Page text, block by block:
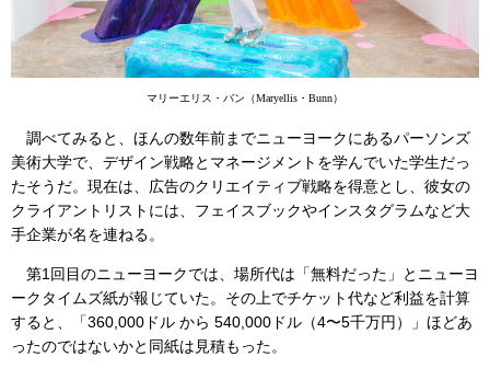
マリーエリス・バン（Maryellis・Bunn）
調べてみると、ほんの数年前までニューヨークにあるパーソンズ
美術大学で、デザイン戦略とマネージメントを学んでいた学生だっ
たそうだ。現在は、広告のクリエイティブ戦略を得意とし、彼女の
クライアントリストには、フェイスブックやインスタグラムなど大
手企業が名を連ねる。
第1回目のニューヨークでは、場所代は「無料だった」とニューヨ
ークタイムズ紙が報じていた。その上でチケット代など利益を計算
すると、「360,000ドル から 540,000ドル（4〜5千万円）」ほどあ
ったのではないかと同紙は見積もった。